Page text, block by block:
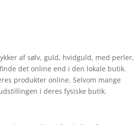
af sølv, guld, hvidguld, med perler,
det online end i den lokale butik.
produkter online. Selvom mange
i deres fysiske butik.